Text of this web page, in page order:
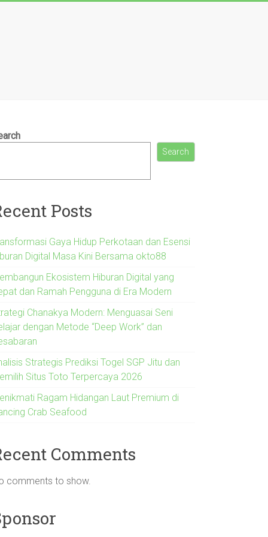
Search
Posts
Gaya Hidup Perkotaan dan Esensi
Digital Masa Kini Bersama okto88
Ekosistem Hiburan Digital yang
dan Ramah Pengguna di Era Modern
Chanakya Modern: Menguasai Seni
dengan Metode “Deep Work” dan
Strategis Prediksi Togel SGP Jitu dan
Situs Toto Terpercaya 2026
Ragam Hidangan Laut Premium di
Crab Seafood
Comments
comments to show.